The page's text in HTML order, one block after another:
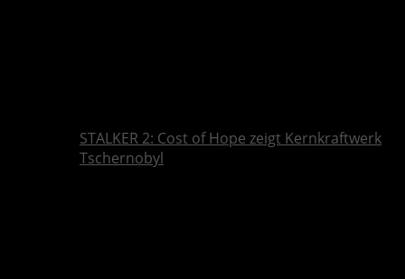
STALKER 2: Cost of Hope zeigt Kernkraftwerk
Tschernobyl